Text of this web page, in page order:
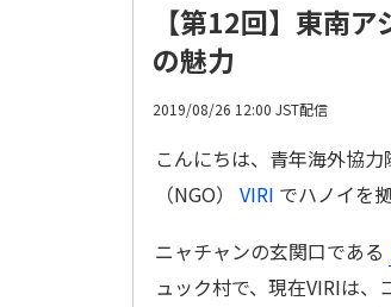
【第12回】東南
の魅力
2019/08/26 12:00 JST配信
こんにちは、青年海外協
（NGO） VIRI でハノイを
ニャチャンの玄関口である
ュック村で、現在VIRIは